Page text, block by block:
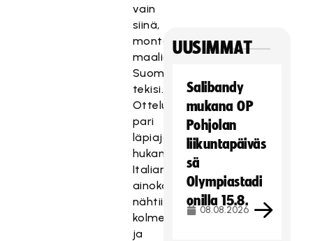
vain
siinä,
montako
maalia
Suomi
tekisi.
Ottelussa
pari
läpiajoakin
hukanneen
Italian
ainokainen
nähtiin
kolme
ja
UUSIMMAT
Salibandy
mukana OP
Pohjolan
liikuntapäiväs
sä
Olympiastadi
onilla 15.8.
08.08.2026